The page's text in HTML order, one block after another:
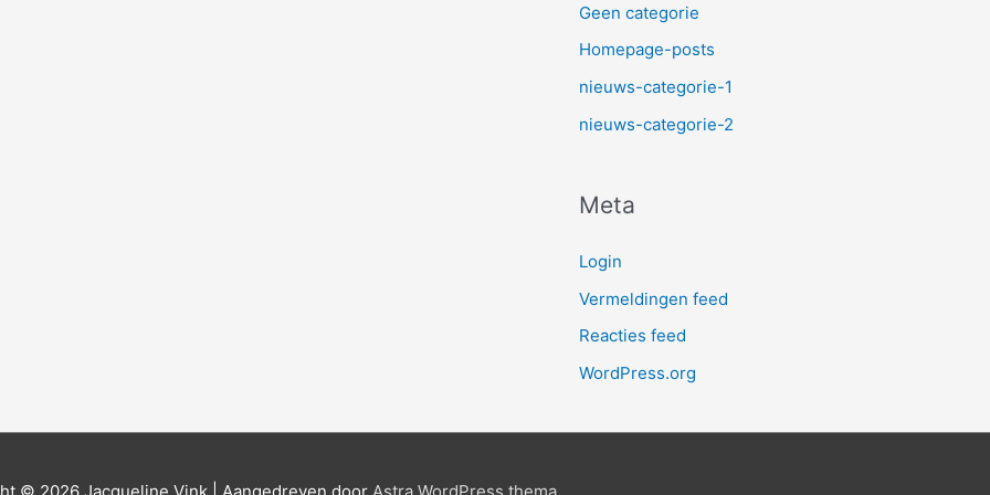
Geen categorie
Homepage-posts
nieuws-categorie-1
nieuws-categorie-2
Meta
Login
Vermeldingen feed
Reacties feed
WordPress.org